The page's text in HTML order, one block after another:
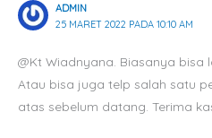
ADMIN
25 MARET 2022 PADA 10:10 AM
@Kt Wiadnyana. Biasanya bisa
Atau bisa juga telp salah satu
atas sebelum datang. Terima